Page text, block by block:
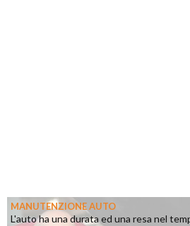
MANUTENZIONE AUTO
L'auto ha una durata ed una resa nel